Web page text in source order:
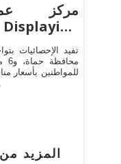
مركز
للمواطنين بأسعار
المزيد